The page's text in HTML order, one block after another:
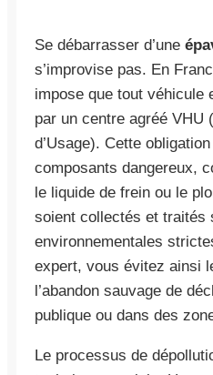
Se débarrasser d’une
s’improvise pas. En
impose que tout véhicule
par un centre agréé VHU
d’Usage). Cette
composants dangereux,
le liquide de frein ou le
soient collectés et traités
environnementales
expert, vous évitez ainsi
l’abandon sauvage de
publique ou dans des
Le processus de